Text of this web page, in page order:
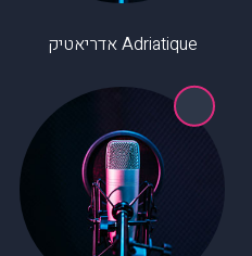
Adriatique אדריאטיק